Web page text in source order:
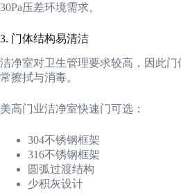
30Pa压差环境需求。
3. 门体结构易清洁
洁净室对卫生管理要求较高，因此门
常擦拭与消毒。
美高门业洁净室快速门可选：
304不锈钢框架
316不锈钢框架
圆弧过渡结构
少积灰设计